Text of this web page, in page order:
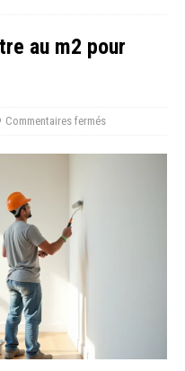
au m2 pour
Commentaires fermés